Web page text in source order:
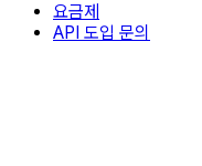
요금제
API 도입 문의